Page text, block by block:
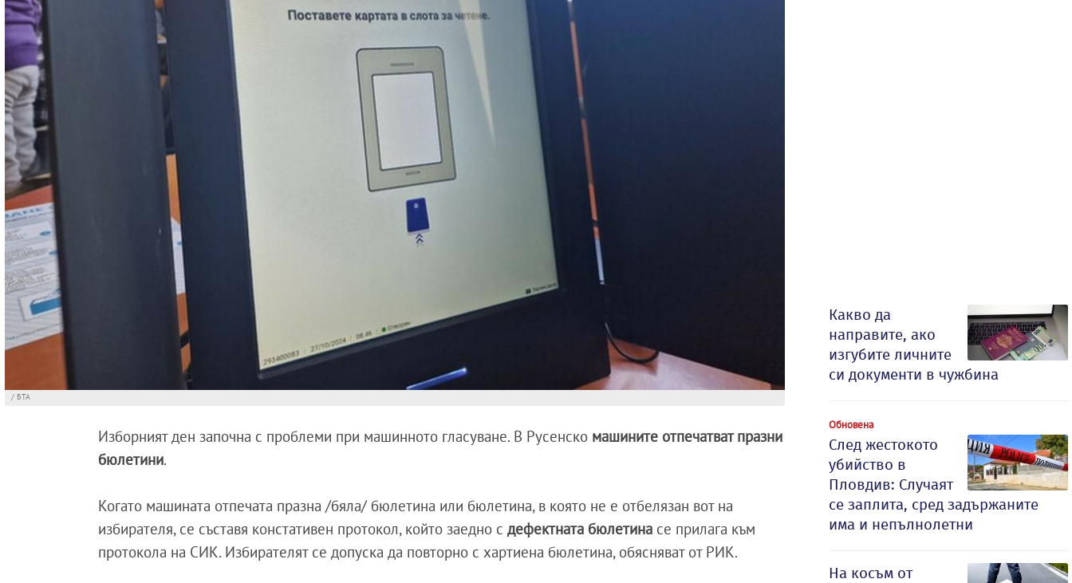
/ БТА
Изборният ден започна с проблеми при машинното гласуване. В Русенско машините отпечатват празни
бюлетини.
Когато машината отпечата празна /бяла/ бюлетина или бюлетина, в която не е отбелязан вот на
избирателя, се съставя констативен протокол, който заедно сдефектната бюлетина се прилага към
протокола на СИК. Избирателят се допуска да повторно с хартиена бюлетина, обясняват от РИК.
Какво да
направите, ако
изгубите личните
си документи в чужбина
Обновена
След жестокото
убийство в
Пловдив: Случаят
се заплита, сред задържаните
има и непълнолетни
На косъм от